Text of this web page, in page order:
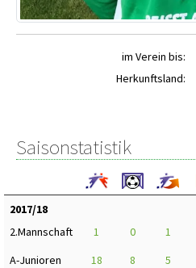
im Verein bis:
Herkunftsland:
Saisonstatistik
2017/18
2.Mannschaft
1 0 1
A-Junioren
18 8 5